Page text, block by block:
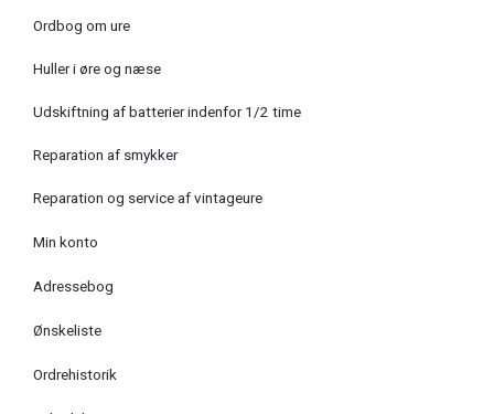
Ordbog om ure
Huller i øre og næse
Udskiftning af batterier indenfor 1/2 time
Reparation af smykker
Reparation og service af vintageure
Min konto
Adressebog
Ønskeliste
Ordrehistorik